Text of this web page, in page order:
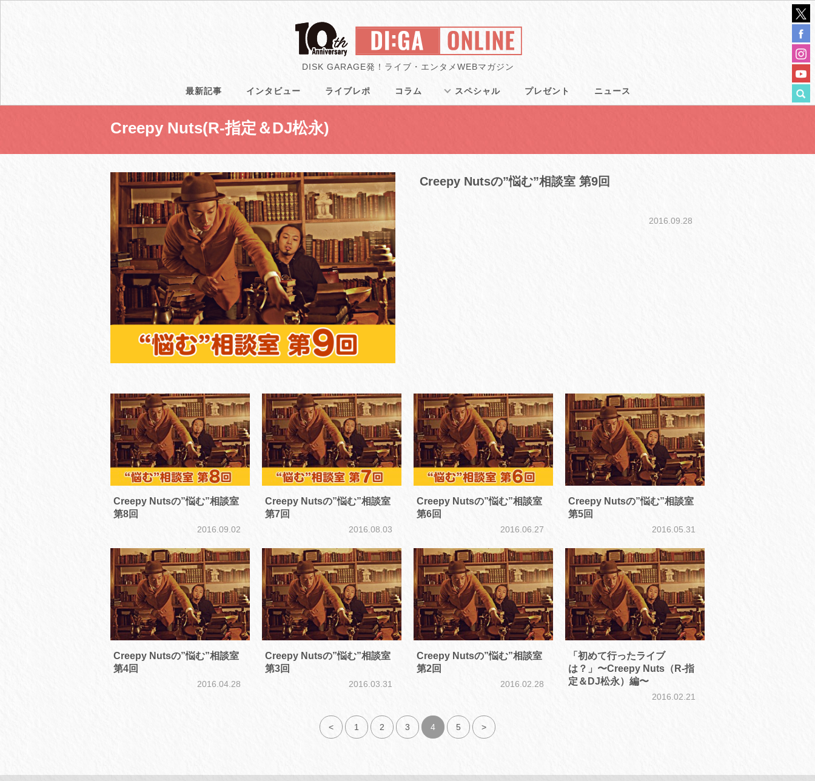
DISK GARAGE発！ライブ・エンタメWEBマガジン
最新記事 インタビュー ライブレポ コラム スペシャル プレゼント ニュース
Creepy Nuts(R-指定＆DJ松永)
Creepy Nutsの”悩む”相談室 第9回
2016.09.28
Creepy Nutsの”悩む”相談室
第8回
2016.09.02
Creepy Nutsの”悩む”相談室
第7回
2016.08.03
Creepy Nutsの”悩む”相談室
第6回
2016.06.27
Creepy Nutsの”悩む”相談室
第5回
2016.05.31
Creepy Nutsの”悩む”相談室
第4回
2016.04.28
Creepy Nutsの”悩む”相談室
第3回
2016.03.31
Creepy Nutsの”悩む”相談室
第2回
2016.02.28
「初めて行ったライブ
は？」〜Creepy Nuts（R-指
定＆DJ松永）編〜
2016.02.21
< 1 2 3 4 5 >